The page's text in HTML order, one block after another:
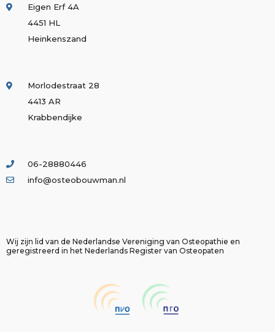
Eigen Erf 4A
4451 HL
Heinkenszand
Morlodestraat 28
4413 AR
Krabbendijke
06-28880446
info@osteobouwman.nl
Wij zijn lid van de Nederlandse Vereniging van Osteopathie en
geregistreerd in het Nederlands Register van Osteopaten